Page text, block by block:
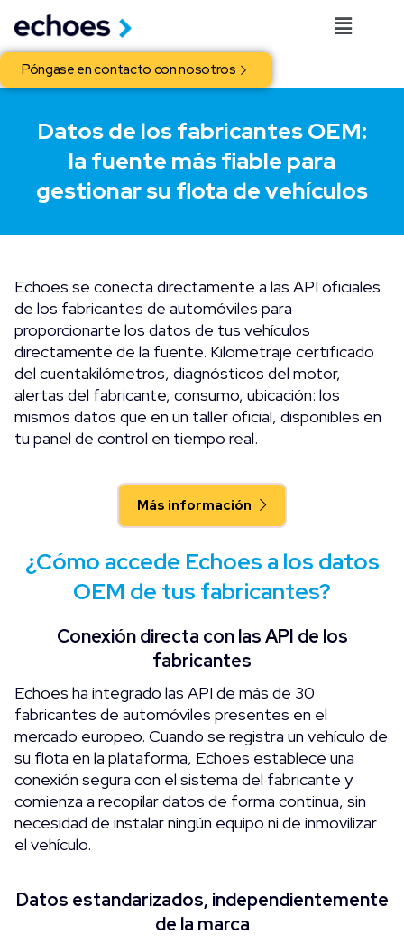
Póngase en contacto con nosotros
Datos de los fabricantes OEM:
la fuente más fiable para
gestionar su flota de vehículos
Echoes se conecta directamente a las API oficiales
de los fabricantes de automóviles para
proporcionarte los datos de tus vehículos
directamente de la fuente. Kilometraje certificado
del cuentakilómetros, diagnósticos del motor,
alertas del fabricante, consumo, ubicación: los
mismos datos que en un taller oficial, disponibles en
tu panel de control en tiempo real.
Más información
¿Cómo accede Echoes a los datos
OEM de tus fabricantes?
Conexión directa con las API de los
fabricantes
Echoes ha integrado las API de más de 30
fabricantes de automóviles presentes en el
mercado europeo. Cuando se registra un vehículo de
su flota en la plataforma, Echoes establece una
conexión segura con el sistema del fabricante y
comienza a recopilar datos de forma continua, sin
necesidad de instalar ningún equipo ni de inmovilizar
el vehículo.
Datos estandarizados, independientemente
de la marca